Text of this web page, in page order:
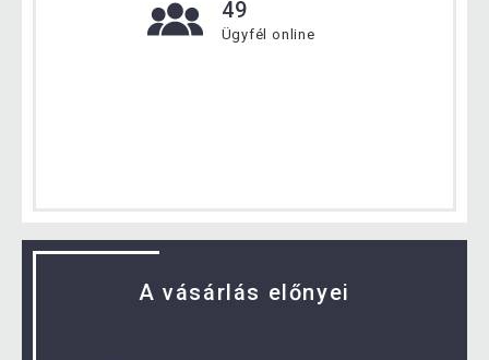
49
Ügyfél online
A vásárlás előnyei